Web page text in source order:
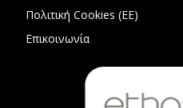
Πολιτική Cookies (ΕΕ)
Επικοινωνία